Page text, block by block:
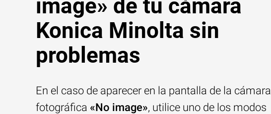
image» de tu cámara
Konica Minolta sin
problemas
En el caso de aparecer en la pantalla de la cámara
fotográfica «No image», utilice uno de los modos